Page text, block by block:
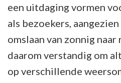
een uitdaging vormen
als bezoekers,
omslaan van zonnig
daarom verstandig om
op verschillende